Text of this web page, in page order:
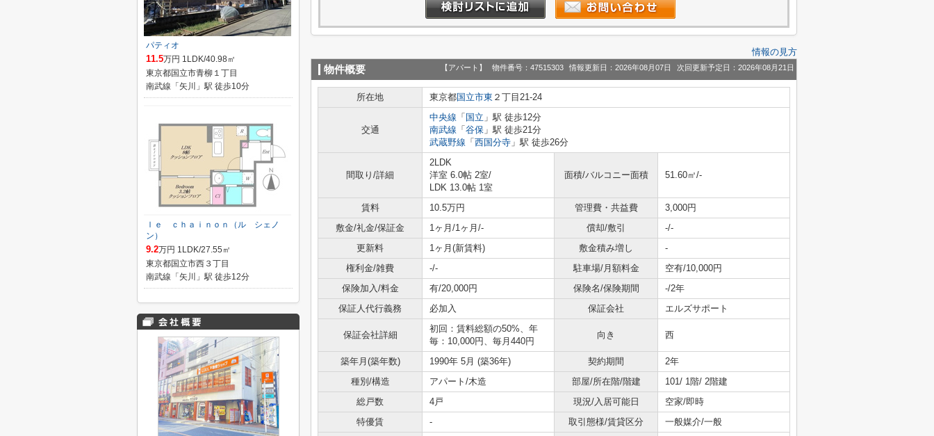
情報の見方
物件概要 【アパート】 物件番号：47515303 情報更新日：2026年08月07日 次回更新予定日：2026年08月21日
所在地 東京都国立市東 ２丁目21-24
交通
中央線 「 国立 」駅 徒歩12分
南武線 「 谷保 」駅 徒歩21分
武蔵野線 「 西国分寺 」駅 徒歩26分
間取り/詳細
2LDK
洋室 6.0帖 2室/
LDK 13.0帖 1室
面積/バルコニー面積 51.60㎡/-
賃料 10.5万円 管理費・共益費
3,000円
敷金/礼金/保証金
1ヶ月/1ヶ月/- 償却/敷引
-/-
更新料
1ヶ月(新賃料) 敷金積み増し
-
権利金/雑費
-/- 駐車場/月額料金
空有/10,000円
保険加入/料金
有/20,000円 保険名/保険期間
-/2年
保証人代行義務
必加入 保証会社 エルズサポート
保証会社詳細
初回：賃料総額の50%、年
毎：10,000円、毎月440円
向き 西
築年月(築年数) 1990年 5月 (築36年) 契約期間
2年
種別/構造
アパート/木造 部屋/所在階/階建
101/ 1階/ 2階建
総戸数
4戸 現況/入居可能日
空家/即時
特優賃
- 取引態様/賃貸区分
一般媒介/一般
パティオ
11.5万円 1LDK/40.98㎡
東京都国立市青柳１丁目
南武線「矢川」駅 徒歩10分
ｌｅ ｃｈａｉｎｏｎ（ル シェノ
ン）
9.2万円 1LDK/27.55㎡
東京都国立市西３丁目
南武線「矢川」駅 徒歩12分